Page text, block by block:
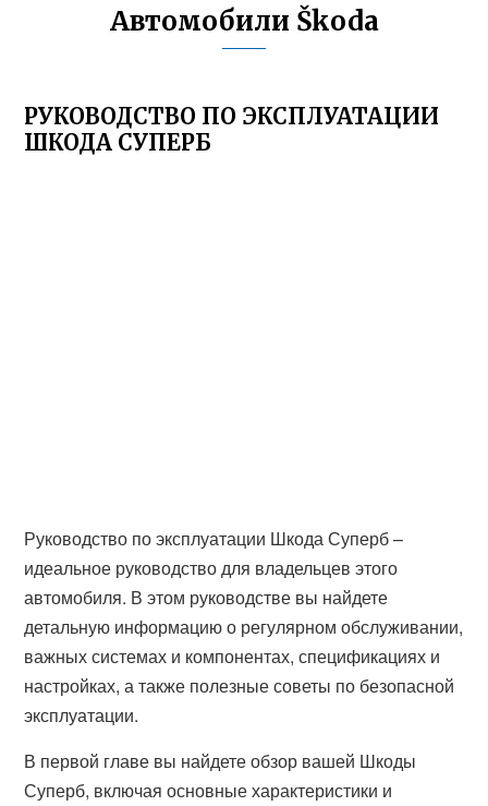
Автомобили Škoda
РУКОВОДСТВО ПО ЭКСПЛУАТАЦИИ
ШКОДА СУПЕРБ
Руководство по эксплуатации Шкода Суперб –
идеальное руководство для владельцев этого
автомобиля. В этом руководстве вы найдете
детальную информацию о регулярном обслуживании,
важных системах и компонентах, спецификациях и
настройках, а также полезные советы по безопасной
эксплуатации.
В первой главе вы найдете обзор вашей Шкоды
Суперб, включая основные характеристики и